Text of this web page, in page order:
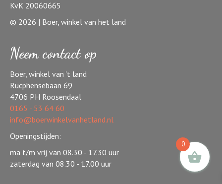
KvK 20060665
© 2026 | Boer, winkel van het land
Neem contact op
Boer, winkel van 't land
Rucphensebaan 69
4706 PH Roosendaal
0165 - 53 64 60
info@boerwinkelvanhetland.nl
Openingstijden:
ma t/m vrij van 08.30 - 17.30 uur
zaterdag van 08.30 - 17.00 uur
0